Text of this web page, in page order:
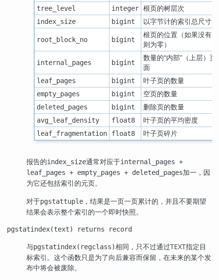
tree_level integer 根页的树层次
index_size bigint 以字节计的索引总尺寸
root_block_no bigint
根页的位置（如果没有
则为零）
internal_pages bigint
数量的“内部”（上层）页
面
leaf_pages bigint 叶子页的数量
empty_pages bigint 空页的数量
deleted_pages bigint 删除页的数量
avg_leaf_density float8 叶子页的平均密度
leaf_fragmentation float8 叶子页碎片
报告的index_size通常对应于internal_pages +
leaf_pages + empty_pages + deleted_pages加一，因
为它还包括索引的元页。
对于pgstattuple ，结果是一页一页累计的，并且不要期望
结果会表示整个索引的一个即时快照。
pgstatindex(text) returns record
与pgstatindex(regclass)相同，只不过通过TEXT指定目
标索引。这个函数只是为了向后兼容而保留，在未来的某个发
布中将会被废除。